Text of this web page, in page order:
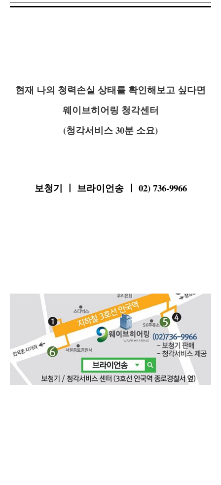
현재 나의 청력손실 상태를 확인해보고 싶다면
웨이브히어링 청각센터
(청각서비스 30분 소요)
보청기 ㅣ 브라이언송 ㅣ 02) 736-9966